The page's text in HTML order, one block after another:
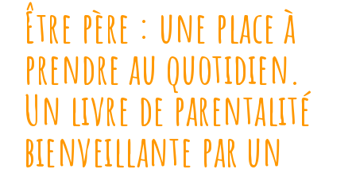
Être père : une place à
prendre au quotidien.
Un livre de parentalité
bienveillante par un